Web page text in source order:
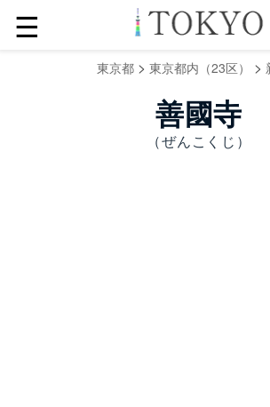
☰
東京都> 東京都内（23区） >
善國寺
（ぜんこくじ）